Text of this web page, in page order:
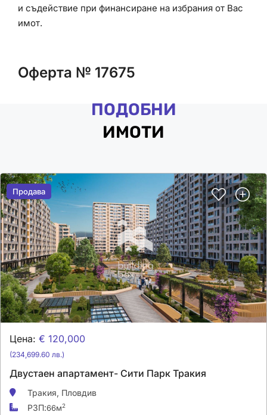
и съдействие при финансиране на избрания от Вас
имот.
Оферта № 17675
ПОДОБНИ
ИМОТИ
Продава
Продава
Цена: € 120,000
(234,699.60 лв.)
Двустаен апартамент- Сити Парк Тракия
Тракия, Пловдив
РЗП:66м2